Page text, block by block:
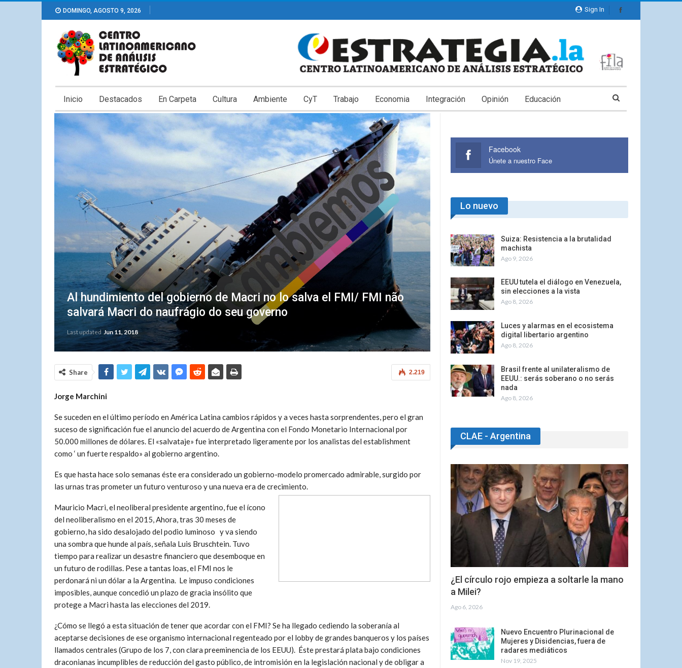
Sign In
DOMINGO, AGOSTO 9, 2026
Inicio Destacados En Carpeta Cultura Ambiente CyT Trabajo Economia Integración Opinión Educación
Al hundimiento del gobierno de Macri no lo salva el FMI/ FMI não
salvará Macri do naufrágio do seu governo
Last updated Jun 11, 2018
2.219
Share
Jorge Marchini
Se suceden en el último período en América Latina cambios rápidos y a veces hasta sorprendentes, pero el gran
suceso de significación fue el anuncio del acuerdo de Argentina con el Fondo Monetario Internacional por
50.000 millones de dólares. El «salvataje» fue interpretado ligeramente por los analistas del establishment
como ‘ un fuerte respaldo» al gobierno argentino.
Es que hasta hace solo semanas éste era considerado un gobierno-modelo promercado admirable, surgido por
las urnas tras prometer un futuro venturoso y una nueva era de crecimiento.
Mauricio Macri, el neoliberal presidente argentino, fue el ícono
del neoliberalismo en el 2015, Ahora, tras 30 meses de
gobierno, ha sido desalojado del podio luminoso y va siendo
una sombra que hunde al país, señala Luis Bruschtein. Tuvo
tiempo para realizar un desastre financiero que desemboque en
un futuro de rodillas. Pese a tantas loas, el FMI nos le
perdonará ni un dólar a la Argentina. Le impuso condiciones
imposibles, aunque concedió un plazo de gracia insólito que
protege a Macri hasta las elecciones del 2019.
¿Cómo se llegó a esta situación de tener que acordar con el FMI? Se ha llegado cediendo la soberanía al
aceptarse decisiones de ese organismo internacional regenteado por el lobby de grandes banqueros y los países
llamados centrales (Grupo de los 7, con clara preeminencia de los EEUU). Éste prestará plata bajo condiciones
draconianas incumplibles de reducción del gasto público, de intromisión en la legislación nacional y de obligar a
Facebook
Únete a nuestro Face
Lo nuevo
Suiza: Resistencia a la brutalidad
machista
Ago 9, 2026
EEUU tutela el diálogo en Venezuela,
sin elecciones a la vista
Ago 8, 2026
Luces y alarmas en el ecosistema
digital libertario argentino
Ago 8, 2026
Brasil frente al unilateralismo de
EEUU.: serás soberano o no serás
nada
Ago 8, 2026
CLAE - Argentina
¿El círculo rojo empieza a soltarle la mano
a Milei?
Ago 6, 2026
Nuevo Encuentro Plurinacional de
Mujeres y Disidencias, fuera de
radares mediáticos
Nov 19, 2025